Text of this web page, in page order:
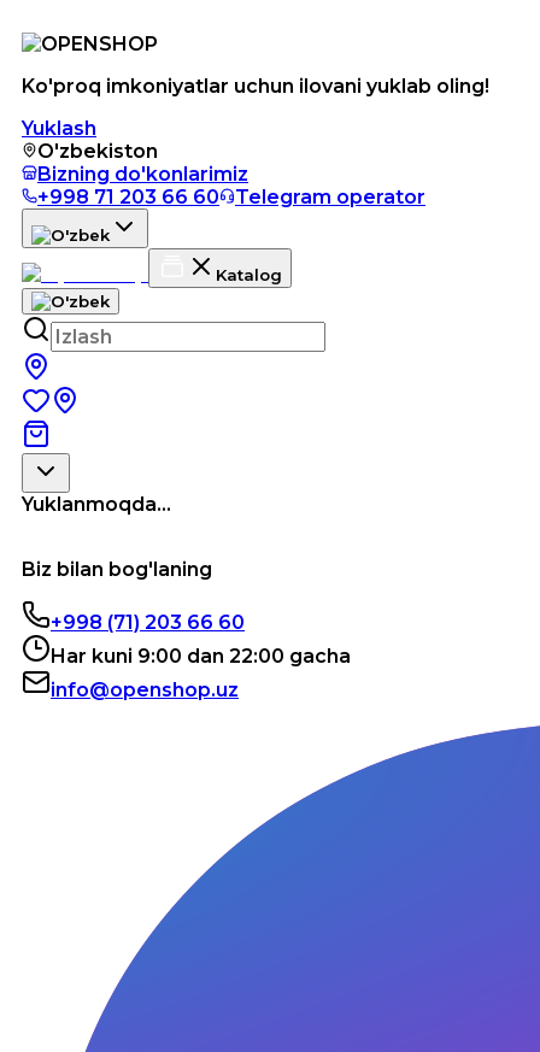
Ko'proq imkoniyatlar uchun ilovani yuklab oling!
Yuklash
O'zbekiston
Bizning do'konlarimiz
+998 71 203 66 60
Telegram operator
Katalog
Yuklanmoqda...
Biz bilan bog'laning
+998 (71) 203 66 60
Har kuni 9:00 dan 22:00 gacha
info@openshop.uz